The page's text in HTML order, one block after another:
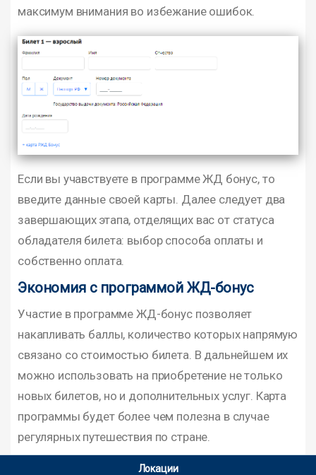
максимум внимания во избежание ошибок.
Если вы учавствуете в программе ЖД бонус, то
введите данные своей карты. Далее следует два
завершающих этапа, отделящих вас от статуса
обладателя билета: выбор способа оплаты и
собственно оплата.
Экономия с программой ЖД-бонус
Участие в программе ЖД-бонус позволяет
накапливать баллы, количество которых напрямую
связано со стоимостью билета. В дальнейшем их
можно использовать на приобретение не только
новых билетов, но и дополнительных услуг. Карта
программы будет более чем полезна в случае
регулярных путешествия по стране.
Локации